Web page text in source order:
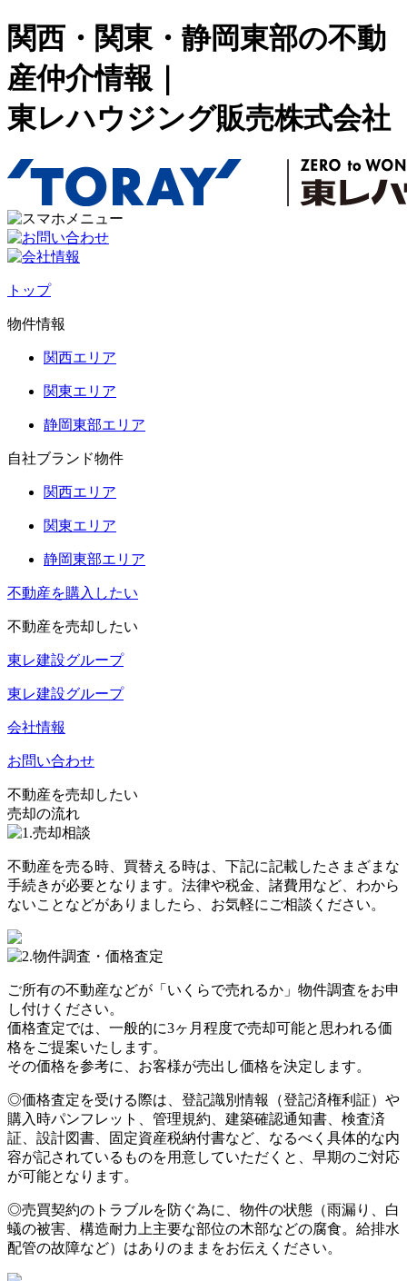
関西・関東・静岡東部の不動
産仲介情報｜
東レハウジング販売株式会社
トップ
物件情報
関西エリア
関東エリア
静岡東部エリア
自社ブランド物件
関西エリア
関東エリア
静岡東部エリア
不動産を購入したい
不動産を売却したい
東レ建設グループ
東レ建設グループ
会社情報
お問い合わせ
不動産を売却したい
売却の流れ
不動産を売る時、買替える時は、下記に記載したさまざまな
手続きが必要となります。法律や税金、諸費用など、わから
ないことなどがありましたら、お気軽にご相談ください。
ご所有の不動産などが「いくらで売れるか」物件調査をお申
し付けください。
価格査定では、一般的に3ヶ月程度で売却可能と思われる価
格をご提案いたします。
その価格を参考に、お客様が売出し価格を決定します。
◎価格査定を受ける際は、登記識別情報（登記済権利証）や
購入時パンフレット、管理規約、建築確認通知書、検査済
証、設計図書、固定資産税納付書など、なるべく具体的な内
容が記されているものを用意していただくと、早期のご対応
が可能となります。
◎売買契約のトラブルを防ぐ為に、物件の状態（雨漏り、白
蟻の被害、構造耐力上主要な部位の木部などの腐食。給排水
配管の故障など）はありのままをお伝えください。